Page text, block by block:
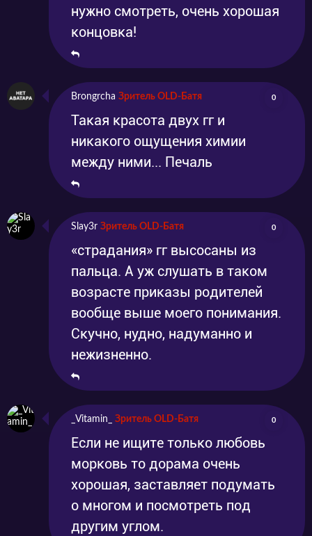
нужно смотреть, очень хорошая
концовка!
Brongrcha Зритель OLD-Батя 0
Такая красота двух гг и
никакого ощущения химии
между ними... Печаль
Slay3r Зритель OLD-Батя 0
«страдания» гг высосаны из
пальца. А уж слушать в таком
возрасте приказы родителей
вообще выше моего понимания.
Скучно, нудно, надуманно и
нежизненно.
_Vitamin_ Зритель OLD-Батя 0
Если не ищите только любовь
морковь то дорама очень
хорошая, заставляет подумать
о многом и посмотреть под
другим углом.